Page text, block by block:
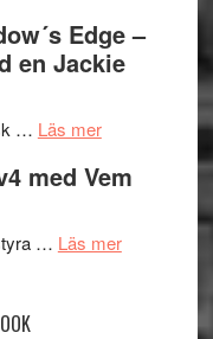
på
Roland
Pöntinen
Scensommar
Artipelag
bjuder
in
samtal
teater
Edge –
en Jackie
… Läs merom
Filmrecension:
The
´s
med Vem
… Läs merom